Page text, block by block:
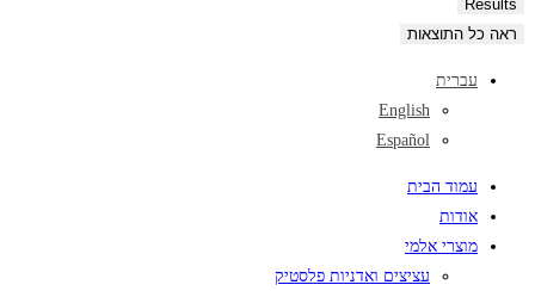
Results
ראה כל התוצאות
עברית
English
Español
עמוד הבית
אודות
מוצרי אלמי
עציצים ואדניות פלסטיק